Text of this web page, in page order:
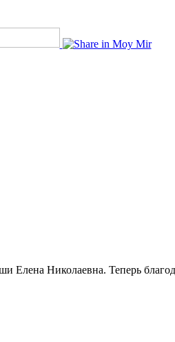
Елена Николаевна. Теперь